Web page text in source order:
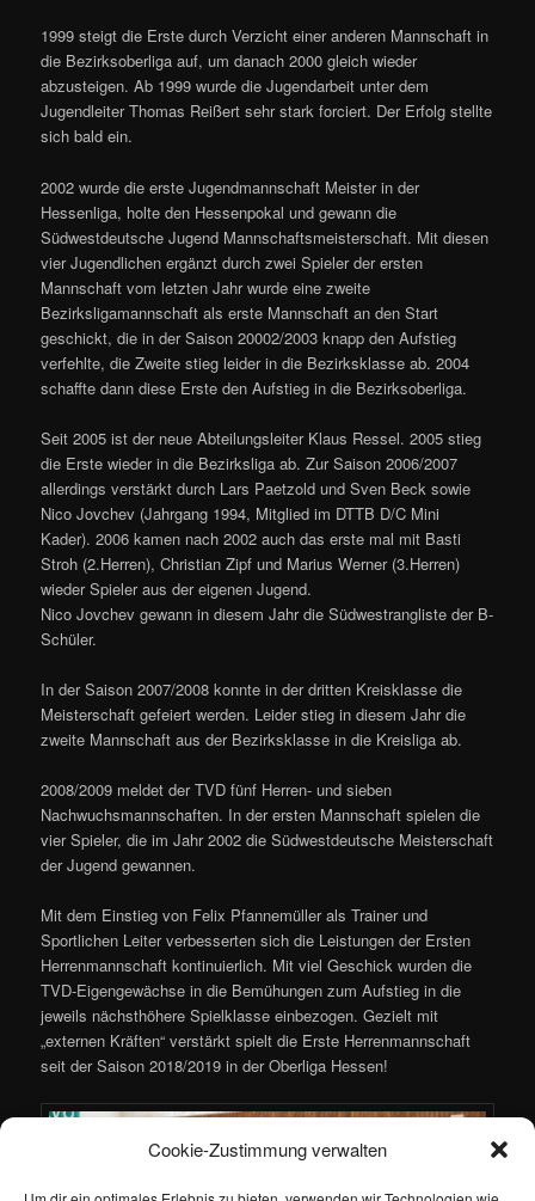
Cookie-Zustimmung verwalten
1999 steigt die Erste durch Verzicht einer anderen Mannschaft in
die Bezirksoberliga auf, um danach 2000 gleich wieder
abzusteigen. Ab 1999 wurde die Jugendarbeit unter dem
Jugendleiter Thomas Reißert sehr stark forciert. Der Erfolg stellte
sich bald ein.
2002 wurde die erste Jugendmannschaft Meister in der
Hessenliga, holte den Hessenpokal und gewann die
Südwestdeutsche Jugend Mannschaftsmeisterschaft. Mit diesen
vier Jugendlichen ergänzt durch zwei Spieler der ersten
Mannschaft vom letzten Jahr wurde eine zweite
Bezirksligamannschaft als erste Mannschaft an den Start
geschickt, die in der Saison 20002/2003 knapp den Aufstieg
verfehlte, die Zweite stieg leider in die Bezirksklasse ab. 2004
schaffte dann diese Erste den Aufstieg in die Bezirksoberliga.
Seit 2005 ist der neue Abteilungsleiter Klaus Ressel. 2005 stieg
die Erste wieder in die Bezirksliga ab. Zur Saison 2006/2007
allerdings verstärkt durch Lars Paetzold und Sven Beck sowie
Nico Jovchev (Jahrgang 1994, Mitglied im DTTB D/C Mini
Kader). 2006 kamen nach 2002 auch das erste mal mit Basti
Stroh (2.Herren), Christian Zipf und Marius Werner (3.Herren)
wieder Spieler aus der eigenen Jugend.
Nico Jovchev gewann in diesem Jahr die Südwestrangliste der B-
Schüler.
In der Saison 2007/2008 konnte in der dritten Kreisklasse die
Meisterschaft gefeiert werden. Leider stieg in diesem Jahr die
zweite Mannschaft aus der Bezirksklasse in die Kreisliga ab.
2008/2009 meldet der TVD fünf Herren- und sieben
Nachwuchsmannschaften. In der ersten Mannschaft spielen die
vier Spieler, die im Jahr 2002 die Südwestdeutsche Meisterschaft
der Jugend gewannen.
Mit dem Einstieg von Felix Pfannemüller als Trainer und
Sportlichen Leiter verbesserten sich die Leistungen der Ersten
Herrenmannschaft kontinuierlich. Mit viel Geschick wurden die
TVD-Eigengewächse in die Bemühungen zum Aufstieg in die
jeweils nächsthöhere Spielklasse einbezogen. Gezielt mit
„externen Kräften“ verstärkt spielt die Erste Herrenmannschaft
seit der Saison 2018/2019 in der Oberliga Hessen!